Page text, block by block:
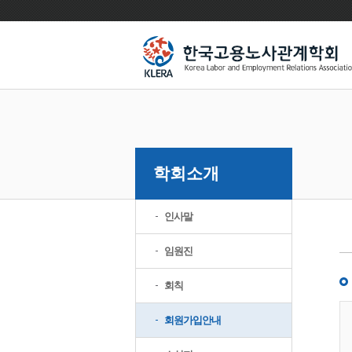
학회소개
인사말
임원진
회칙
회원가입안내